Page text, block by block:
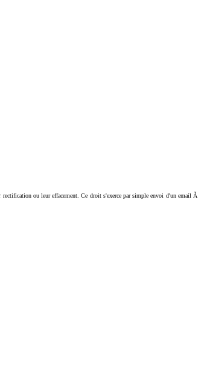
ou leur effacement. Ce droit s'exerce par simple envoi d'un email Ã